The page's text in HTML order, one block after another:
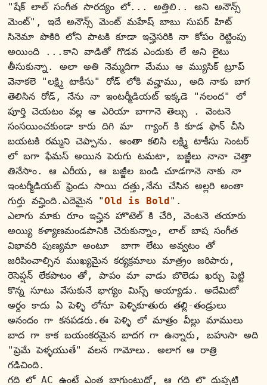
"షేక్ లాల్ సంగీత సారద్యం లో... అత్తిలి.. అని అనౌన్స్
మెంట్", ఇదే అనౌన్స్ మెంట్ మహేష్ బాబు సుపర్ హిట్
సినెమా పొకిరి లోని పాటకి కూడా ఇచ్హెసరికి నా కోపం రెట్టింపు
అయింది ...కాని వాడితో గొడవ ఎందుకు లే అని లైటు
తీసుకున్నా. అలా అతి నెమ్మదిగా మేము ఆ మ్యుసిక్ ట్రూప్
వెనాకలె "లక్ష్మి టాకీసు" రోడ్ లోకి వచ్హాము, అది నాకు బాగ
తెలిసిన రోడ్, నేను నా ఇంటర్మీడియట్ ఇక్కడె "నలంద" లో
పూర్తి చెయటం వల్ల ఆ ఎరియా బాగానె తెల్సు . వెంటనె
సంసయించకుండా కారు దిగి మా  గ్యాంగ్ కి కూడ ఫొన్ చీసి
బయటకి రమ్మని చెప్పాను. అంతా కలిసి లక్ష్మి టాకీసు సెంటర్
లో బగా ఫేమస్ అయిన పెరుగు టమటా, బజ్జీలు నానా చెత్తా
తినేసాం. ఆ ఎరీయ, ఆ బజ్జీల బండి చూడగానె నాకు నా
ఇంటర్మీడియట్ ఫ్రెండు సాయి దత్తు,నేను చేసిన అల్లరి అంతా
గుర్తు వచ్హింది.ఎదెమైన "Old is Bold".
ఎలాగు మాకు రూం ఇచ్హిన హొటెల్ కి చేరి, వెంటనె తయారు
అయ్యి కళ్యాణమండపానికి చెరుకున్నాం, లాల్ బాష సంగీత
విభావరి పుణ్యమా అంటూ  బాగా లేటు అవ్వటం తో
జరిపించాల్సిన ముఖ్యమైన కర్యక్రమాలు మాత్ర్రం జరిపారు,
రెసెప్షన్ లేకపొటం తో, పాపం మా వాడు బొలెడు ఖర్చు పెట్టి
కొన్న సూటు వేసుకునే భాగ్యం మిస్స్ అయ్యాడు. అదేమిటో
అర్దం కాదు ఏ పెళ్ళి లోనూ పెళ్ళికూతురు తల్లి-తండ్రులు
అనందం గా కనపడరు.ఈ పెళ్ళి లో మాత్రం వీల్లు మాములు
బాద గా కాక బయంకరమైన బాదగ గా ఉన్నారు, బహుసా అది
"ప్రెమే పెళ్ళయుతే" వలన గామోలు. అలాగ ఆ రాత్రి
గడిచింది.
గది లో AC ఉంటే ఎంత బాగుంటుదో, ఆ గది లొ దుప్పటి